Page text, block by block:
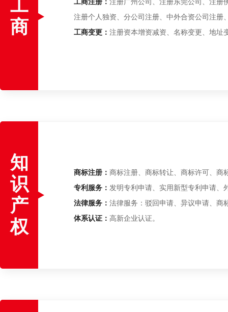
工
商
注册个人独资、分公司注册、中外合资公司注册
工商变更： 注册资本增资减资、名称变更、地址
知
识
产
权
商标注册： 商标注册、商标转让、商标许可、商
专利服务： 发明专利申请、实用新型专利申请、
法律服务： 法律服务：驳回申请、异议申请、商
体系认证： 高新企业认证。